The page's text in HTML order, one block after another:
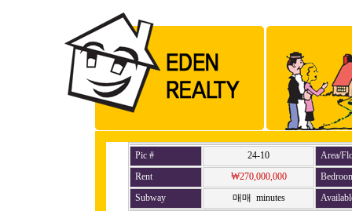
Pic # 24-10
Area/
Rent
₩270,000,000
Subway
매매 minutes